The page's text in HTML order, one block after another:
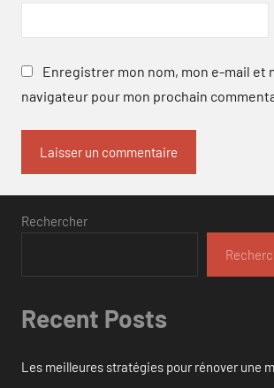
Enregistrer mon nom, mon e-mail et
navigateur pour mon prochain
Rechercher
Recent Posts
Les meilleures stratégies pour rénover une